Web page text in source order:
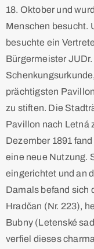
18. Oktober und
Menschen besucht.
besuchte ein
Bürgermeister
prächtigsten
zu stiften. Die
Pavillon nach Letná
Dezember 1891
eine neue Nutzung.
eingerichtet und an
Damals befand sich
Hradčan (Nr. 223),
Bubny (Letenské
verfiel dieses